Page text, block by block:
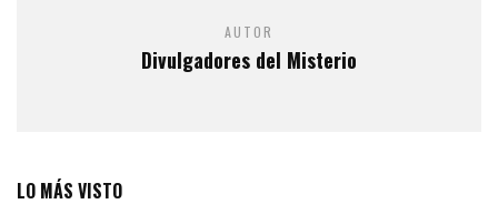
AUTOR
Divulgadores del Misterio
LO MÁS VISTO